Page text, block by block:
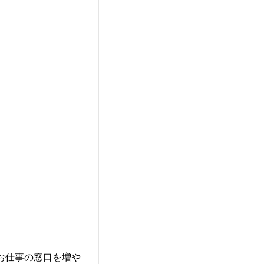
仕事の窓口を増や